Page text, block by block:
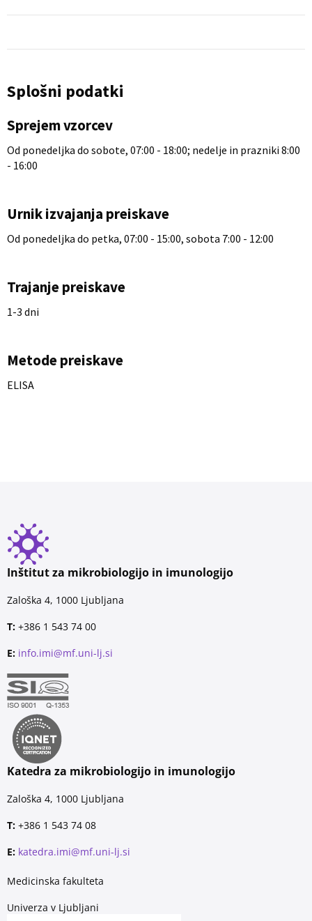
Splošni podatki
Sprejem vzorcev
Od ponedeljka do sobote, 07:00 - 18:00; nedelje in prazniki 8:00
- 16:00
Urnik izvajanja preiskave
Od ponedeljka do petka, 07:00 - 15:00, sobota 7:00 - 12:00
Trajanje preiskave
1-3 dni
Metode preiskave
ELISA
Inštitut za mikrobiologijo in imunologijo
Zaloška 4, 1000 Ljubljana
T: +386 1 543 74 00
E: info.imi@mf.uni-lj.si
Katedra za mikrobiologijo in imunologijo
Zaloška 4, 1000 Ljubljana
T: +386 1 543 74 08
E: katedra.imi@mf.uni-lj.si
Medicinska fakulteta
Univerza v Ljubljani